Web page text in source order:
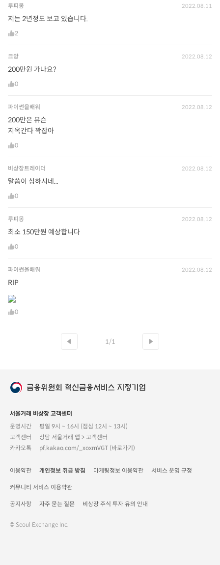
루피몽 2022.08.11
저는 2년정도 보고 있습니다.
2
크앙 2022.08.12
200만원 가나요?
0
파이썬을배워 2022.08.12
200만은 뮤슨
지옥간다 꽉잡아
0
비상장트레이더 2022.08.12
말씀이 심하시네...
0
루피몽 2022.08.12
최소 150만원 예상합니다
0
파이썬을배워 2022.08.12
RIP
0
1/1
서울거래 비상장 고객센터
운영시간
평일 9시 ~ 16시 (점심 12시 ~ 13시)
고객센터
상담 서울거래 앱 > 고객센터
카카오톡
pf.kakao.com/_xoxmVGT (바로가기)
이용약관 개인정보 취급 방침 마케팅정보 이용약관 서비스 운영 규정
커뮤니티 서비스 이용약관
공지사항 자주 묻는 질문 비상장 주식 투자 유의 안내
© Seoul Exchange Inc.